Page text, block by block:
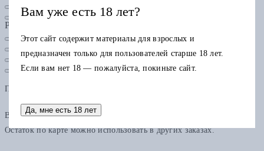
Рубрики
Подарочная карта
В одном заказе можно применить только одну подарочную карту.
Остаток по карте можно использовать в других заказах.
Вам уже есть 18 лет?
Этот сайт содержит материалы для взрослых и
предназначен только для пользователей старше 18 лет.
Если вам нет 18 — пожалуйста, покиньте сайт.
Да, мне есть 18 лет